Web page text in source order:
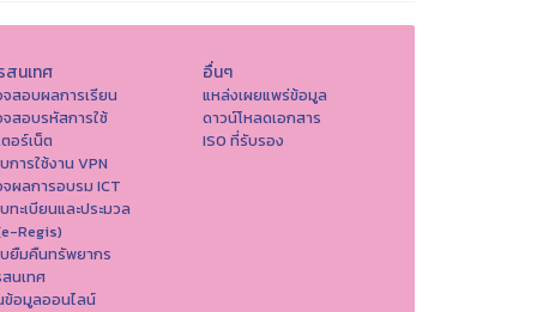
สนเทศ
สอบผลการเรียน
สอบรหัสการใช้
อร์เน็ต
การใช้งาน VPN
ผลการอบรม ICT
ทะเบียนและประมวล
Regis)
ยืมคืนทรัพยากร
นเทศ
ข้อมูลออนไลน์
อื่นๆ
แหล่งเผยแพร่ข้อมูล
ดาวน์โหลดเอกสาร
ISO ที่รับรอง